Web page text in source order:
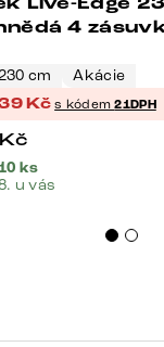
4
cm Akácie
Kč s kódem21DPH
Kč
ks
u vás